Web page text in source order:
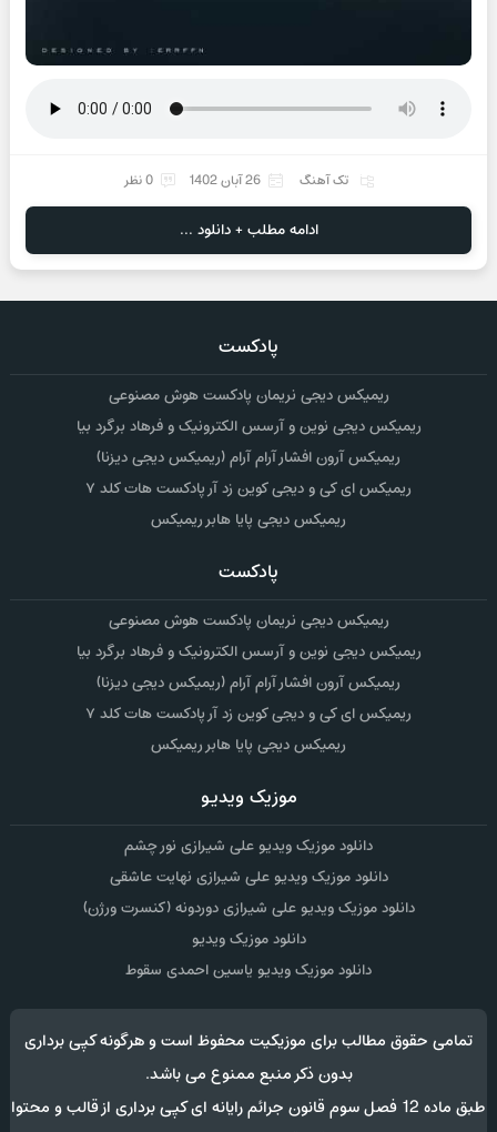
تک آهنگ 26 آبان 1402 0 نظر
ادامه مطلب + دانلود ...
پادکست
ریمیکس دیجی نریمان پادکست هوش مصنوعی
ریمیکس دیجی نوین و آرسس الکترونیک و فرهاد برگرد بیا
ریمیکس آرون افشار آرام آرام (ریمیکس دیجی دیزنا)
ریمیکس ای کی و دیجی کوین زد آر پادکست هات کلد ۷
ریمیکس دیجی پایا هابر ریمیکس
پادکست
ریمیکس دیجی نریمان پادکست هوش مصنوعی
ریمیکس دیجی نوین و آرسس الکترونیک و فرهاد برگرد بیا
ریمیکس آرون افشار آرام آرام (ریمیکس دیجی دیزنا)
ریمیکس ای کی و دیجی کوین زد آر پادکست هات کلد ۷
ریمیکس دیجی پایا هابر ریمیکس
موزیک ویدیو
دانلود موزیک ویدیو علی شیرازی نور چشم
دانلود موزیک ویدیو علی شیرازی نهایت عاشقی
دانلود موزیک ویدیو علی شیرازی دوردونه (کنسرت ورژن)
دانلود موزیک ویدیو
دانلود موزیک ویدیو یاسین احمدی سقوط
تمامی حقوق مطالب برای موزیکیت محفوظ است و هرگونه کپی برداری
بدون ذکر منبع ممنوع می باشد.
طبق ماده 12 فصل سوم قانون جرائم رایانه ای کپی برداری از قالب و محتوا